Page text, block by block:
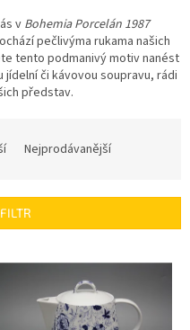
v Bohemia Porcelán 1987
pečlivýma rukama našich
tento podmanivý motiv nanést
či kávovou soupravu, rádi
představ.
Nejprodávanější